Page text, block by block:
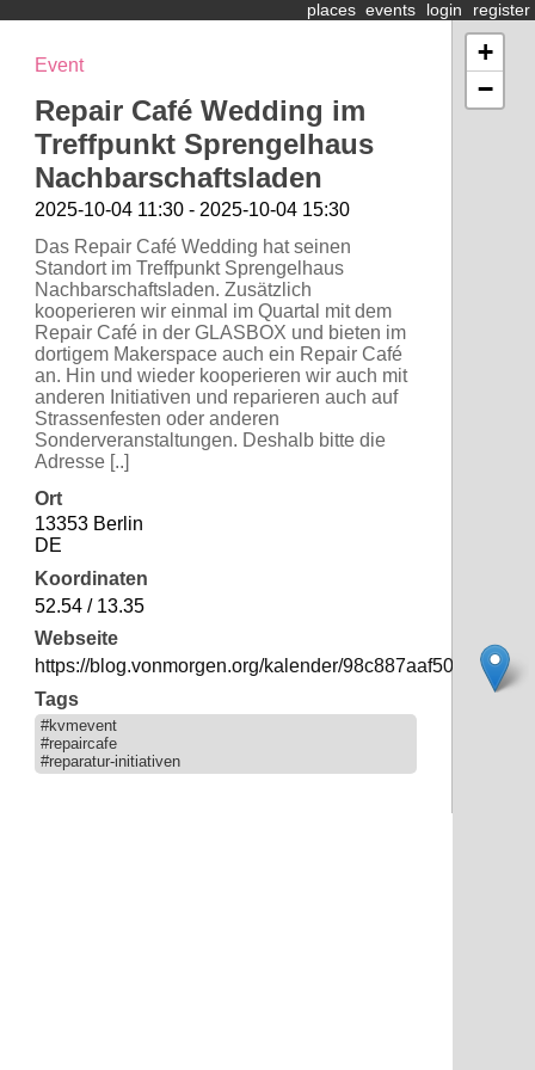
places events login register
Event
Repair Café Wedding im
Treffpunkt Sprengelhaus
Nachbarschaftsladen
2025-10-04 11:30 - 2025-10-04 15:30
Das Repair Café Wedding hat seinen
Standort im Treffpunkt Sprengelhaus
Nachbarschaftsladen. Zusätzlich
kooperieren wir einmal im Quartal mit dem
Repair Café in der GLASBOX und bieten im
dortigem Makerspace auch ein Repair Café
an. Hin und wieder kooperieren wir auch mit
anderen Initiativen und reparieren auch auf
Strassenfesten oder anderen
Sonderveranstaltungen. Deshalb bitte die
Adresse [..]
Ort
13353 Berlin
DE
Koordinaten
52.54 / 13.35
Webseite
https://blog.vonmorgen.org/kalender/
Tags
#kvmevent
#repaircafe
#reparatur-initiativen
+
−